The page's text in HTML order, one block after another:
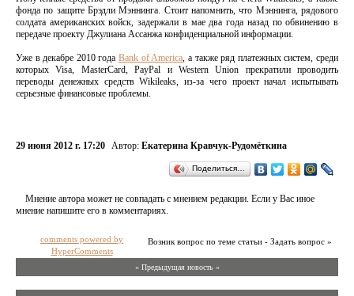
фонда по защите Брэдли Мэннинга. Стоит напомнить, что Мэннинга, рядового
солдата американских войск, задержали в мае два года назад по обвинению в
передаче проекту Джулиана Ассанжа конфиденциальной информации.
Уже в декабре 2010 годаBank of America, а также ряд платежных систем, среди
которых Visa, MasterCard, PayPal и Western Union прекратили проводить
переводы денежных средств Wikileaks, из-за чего проект начал испытывать
серьезные финансовые проблемы.
29 июня 2012 г. 17:20 Автор: Екатерина Кравчук-Рудомёткина
Поделиться…
Мнение автора может не совпадать с мнением редакции. Если у Вас иное
мнение напишите его в комментариях.
Возник вопрос по теме статьи - Задать вопрос »
comments powered by
HyperComments
« Предыдущая новость «